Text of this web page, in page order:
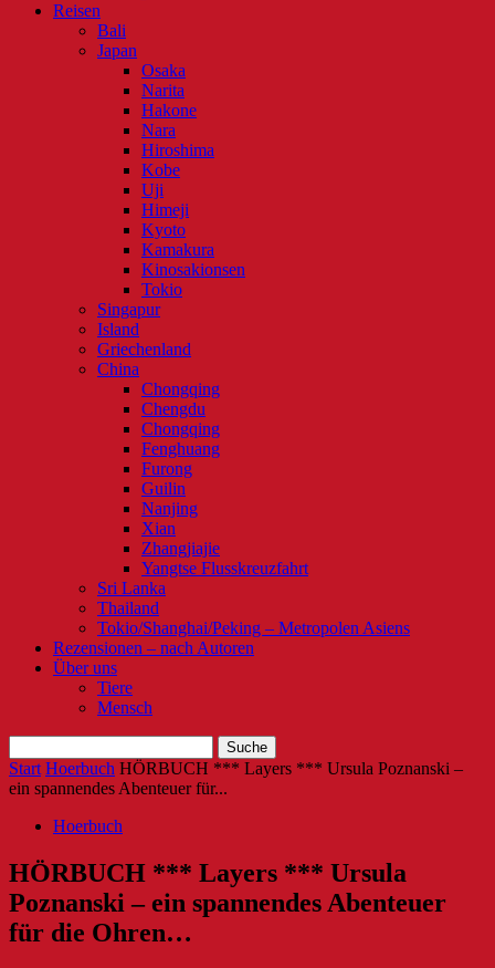
Reisen
Bali
Japan
Osaka
Narita
Hakone
Nara
Hiroshima
Kobe
Uji
Himeji
Kyoto
Kamakura
Kinosakionsen
Tokio
Singapur
Island
Griechenland
China
Chongqing
Chengdu
Chongqing
Fenghuang
Furong
Guilin
Nanjing
Xian
Zhangjiajie
Yangtse Flusskreuzfahrt
Sri Lanka
Thailand
Tokio/Shanghai/Peking – Metropolen Asiens
Rezensionen – nach Autoren
Über uns
Tiere
Mensch
Start Hoerbuch HÖRBUCH *** Layers *** Ursula Poznanski –
ein spannendes Abenteuer für...
Hoerbuch
HÖRBUCH *** Layers *** Ursula
Poznanski – ein spannendes Abenteuer
für die Ohren…